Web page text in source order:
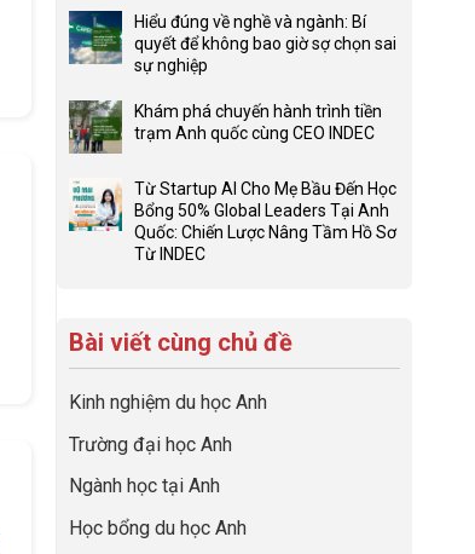
Đừng
để
con
có
một
bộ
hồ
du
học
“Dày
hoạt
năng
có
bình
luận
Checklist
6
Việc
Làm:
Biến
Giai
Đoạn
“Bước
Đệm
Cất
Hiểu đúng về nghề và ngành: Bí
quyết để không bao giờ sợ chọn sai
sự nghiệp
có
bình
Hiểu
đúng
về
nghề
quyết
để
bao
giờ
sợ
chọn
sai
sự
nghiệp
Khám phá chuyến hành trình tiền
trạm Anh quốc cùng CEO INDEC
bình
luận
ở
Khám
trình
tiền
trạm
Anh
quốc
cùng
CEO
INDEC
Từ Startup AI Cho Mẹ Bầu Đến Học
Bổng 50% Global Leaders Tại Anh
Quốc: Chiến Lược Nâng Tầm Hồ Sơ
Từ INDEC
luận
Startup
Cho
Bầu
Học
Bài viết cùng chủ đề
Kinh nghiệm du học Anh
Trường đại học Anh
Ngành học tại Anh
Học bổng du học Anh